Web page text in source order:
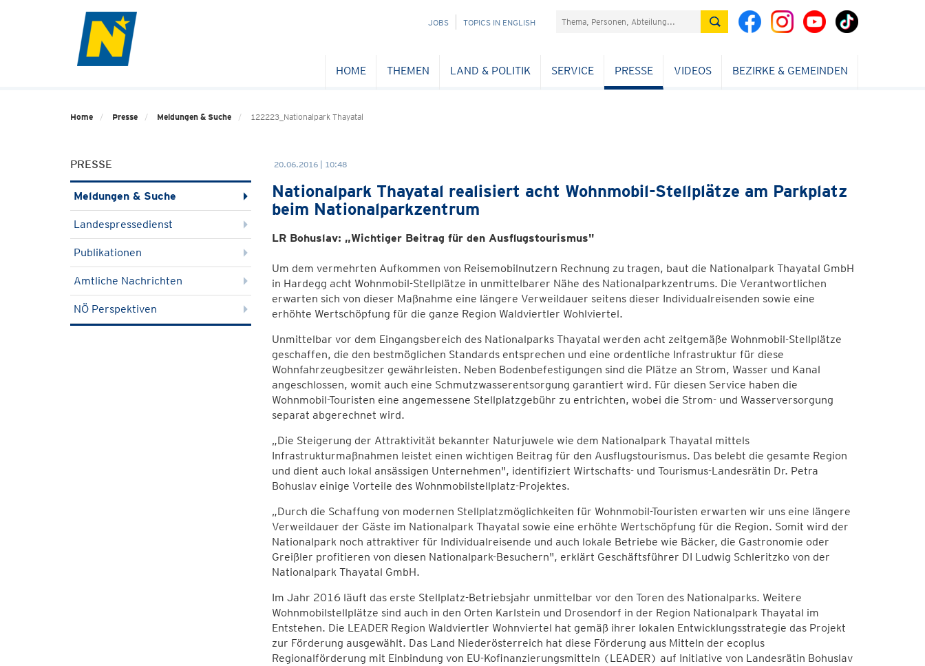
NAVIGATION
JOBS TOPICS IN ENGLISH Suchefeld
HOME THEMEN LAND & POLITIK SERVICE PRESSE VIDEOS BEZIRKE & GEMEINDEN
Home Presse Meldungen & Suche 122223_Nationalpark Thayatal
PRESSE
Meldungen & Suche
Landespressedienst
Publikationen
Amtliche Nachrichten
NÖ Perspektiven
20.06.2016 | 10:48
Nationalpark Thayatal realisiert acht Wohnmobil-Stellplätze am Parkplatz
beim Nationalparkzentrum
LR Bohuslav: „Wichtiger Beitrag für den Ausflugstourismus"
Um dem vermehrten Aufkommen von Reisemobilnutzern Rechnung zu tragen, baut die Nationalpark Thayatal GmbH
in Hardegg acht Wohnmobil-Stellplätze in unmittelbarer Nähe des Nationalparkzentrums. Die Verantwortlichen
erwarten sich von dieser Maßnahme eine längere Verweildauer seitens dieser Individualreisenden sowie eine
erhöhte Wertschöpfung für die ganze Region Waldviertler Wohlviertel.
Unmittelbar vor dem Eingangsbereich des Nationalparks Thayatal werden acht zeitgemäße Wohnmobil-Stellplätze
geschaffen, die den bestmöglichen Standards entsprechen und eine ordentliche Infrastruktur für diese
Wohnfahrzeugbesitzer gewährleisten. Neben Bodenbefestigungen sind die Plätze an Strom, Wasser und Kanal
angeschlossen, womit auch eine Schmutzwasserentsorgung garantiert wird. Für diesen Service haben die
Wohnmobil-Touristen eine angemessene Stellplatzgebühr zu entrichten, wobei die Strom- und Wasserversorgung
separat abgerechnet wird.
„Die Steigerung der Attraktivität bekannter Naturjuwele wie dem Nationalpark Thayatal mittels
Infrastrukturmaßnahmen leistet einen wichtigen Beitrag für den Ausflugstourismus. Das belebt die gesamte Region
und dient auch lokal ansässigen Unternehmen", identifiziert Wirtschafts- und Tourismus-Landesrätin Dr. Petra
Bohuslav einige Vorteile des Wohnmobilstellplatz-Projektes.
„Durch die Schaffung von modernen Stellplatzmöglichkeiten für Wohnmobil-Touristen erwarten wir uns eine längere
Verweildauer der Gäste im Nationalpark Thayatal sowie eine erhöhte Wertschöpfung für die Region. Somit wird der
Nationalpark noch attraktiver für Individualreisende und auch lokale Betriebe wie Bäcker, die Gastronomie oder
Greißler profitieren von diesen Nationalpark-Besuchern", erklärt Geschäftsführer DI Ludwig Schleritzko von der
Nationalpark Thayatal GmbH.
Im Jahr 2016 läuft das erste Stellplatz-Betriebsjahr unmittelbar vor den Toren des Nationalparks. Weitere
Wohnmobilstellplätze sind auch in den Orten Karlstein und Drosendorf in der Region Nationalpark Thayatal im
Entstehen. Die LEADER Region Waldviertler Wohnviertel hat gemäß ihrer lokalen Entwicklungsstrategie das Projekt
zur Förderung ausgewählt. Das Land Niederösterreich hat diese Förderung aus Mitteln der ecoplus
Regionalförderung mit Einbindung von EU-Kofinanzierungsmitteln (LEADER) auf Initiative von Landesrätin Bohuslav